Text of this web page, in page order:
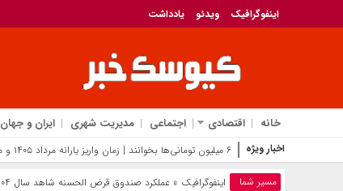
اینفوگرافیک ویدئو یادداشت
خانه اقتصادی اجتماعی مدیریت شهری ایران و جهان
اخبار ویژه خلع‌سلاح
مسیر شما اینفوگرافیک » عملکرد صندوق قرض الحسنه شاهد سال ۱۴۰۴